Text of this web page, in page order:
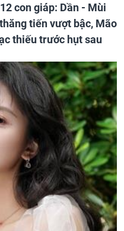
con giáp: Dần - Mùi
tiến vượt bậc, Mão
thiếu trước hụt sau